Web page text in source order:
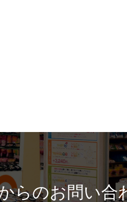
らのお問い合